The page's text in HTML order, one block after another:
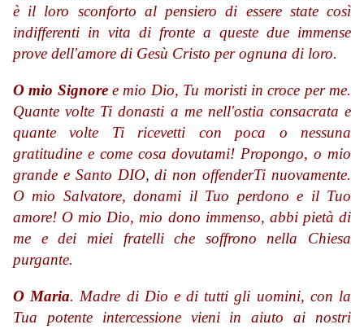
è il loro sconforto al pensiero di essere state così
indifferenti in vita di fronte a queste due immense
prove dell'amore di Gesù Cristo per ognuna di loro.
O mio Signoree mio Dio, Tu moristi in croce per me.
Quante volte Ti donasti a me nell'ostia consacrata e
quante volte Ti ricevetti con poca o nessuna
gratitudine e come cosa dovutami! Propongo, o mio
grande e Santo DIO, di non offenderTi nuovamente.
O mio Salvatore, donami il Tuo perdono e il Tuo
amore! O mio Dio, mio dono immenso, abbi pietà di
me e dei miei fratelli che soffrono nella Chiesa
purgante.
O Maria. Madre di Dio e di tutti gli uomini, con la
Tua potente intercessione vieni in aiuto ai nostri